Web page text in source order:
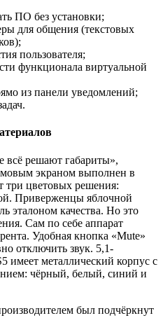
ПО без установки;
для общения (текстовых
пользователя;
функционала виртуальной
из панели уведомлений;
решают габариты»,
экраном выполнен в
три цветовых решения:
Приверженцы яблочной
эталоном качества. Но это
Сам по себе аппарат
Удобная кнопка «Mute»
отключить звук. 5,1-
имеет металлический корпус с
чёрный, белый, синий и
был подчёркнут